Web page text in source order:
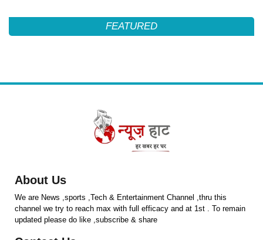
FEATURED
About Us
We are News ,sports ,Tech & Entertainment Channel ,thru this
channel we try to reach max with full efficacy and at 1st . To remain
updated please do like ,subscribe & share